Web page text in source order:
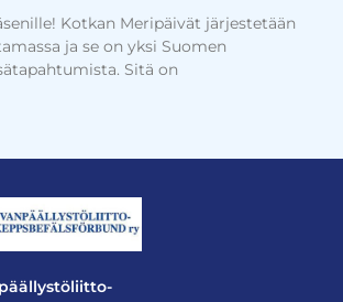
Kotkan Meripäivät järjestetään
ja se on yksi Suomen
Sitä on